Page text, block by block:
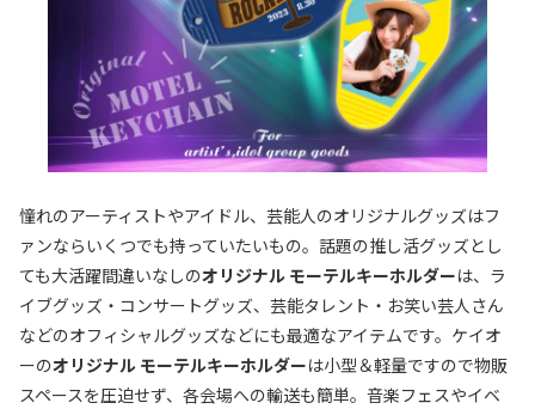
憧れのアーティストやアイドル、芸能人のオリジナルグッズはフ
ァンならいくつでも持っていたいもの。話題の推し活グッズとし
ても大活躍間違いなしのオリジナル モーテルキーホルダーは、ラ
イブグッズ・コンサートグッズ、芸能タレント・お笑い芸人さん
などのオフィシャルグッズなどにも最適なアイテムです。ケイオ
ーのオリジナル モーテルキーホルダーは小型＆軽量ですので物販
スペースを圧迫せず、各会場への輸送も簡単。音楽フェスやイベ